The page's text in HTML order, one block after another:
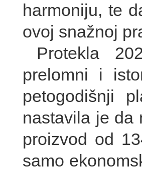
harmoniju, te
ovoj snažnoj
Protekla
prelomni i
petogodišnji
nastavila je da
proizvod od
samo